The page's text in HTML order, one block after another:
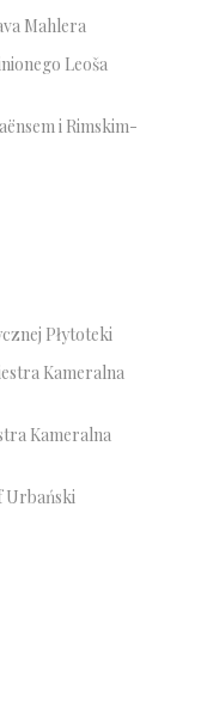
Mahlera
Leoša
i Rimskim-
Płytoteki
Kameralna
Kameralna
Urbański